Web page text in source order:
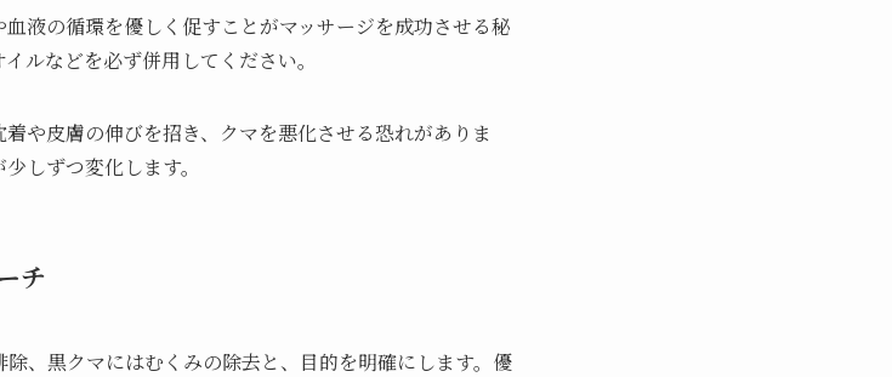
液の循環を優しく促すことがマッサージを成功させる秘
ルなどを必ず併用してください。
や皮膚の伸びを招き、クマを悪化させる恐れがありま
しずつ変化します。
チ
、黒クマにはむくみの除去と、目的を明確にします。優